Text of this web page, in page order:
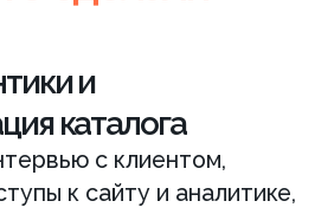
сказалось
оснастки,
быстро
Затем мы
тексты для
заключалась
содержание